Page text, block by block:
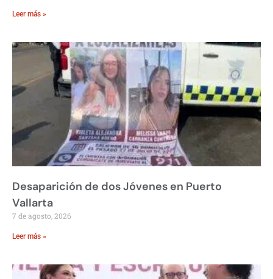
Leer más »
Desaparición de dos Jóvenes en Puerto
Vallarta
7 de agosto, 2026
Leer más »